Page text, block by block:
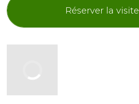
Réserver la visite